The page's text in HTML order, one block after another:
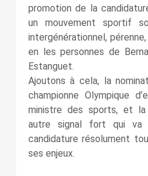
promotion de la
un mouvement sportif
intergénérationnel,
en les personnes de
Estanguet.
Ajoutons à cela, la
championne Olympique
ministre des sports, et la
autre signal fort qui va
candidature résolument
ses enjeux.